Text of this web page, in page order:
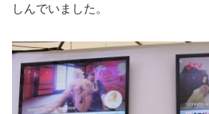
しんでいました。